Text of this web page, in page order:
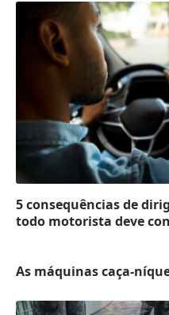
5 consequências de
todo motorista deve
As máquinas caça-